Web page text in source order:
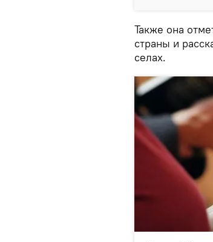
Также она
страны и
селах.